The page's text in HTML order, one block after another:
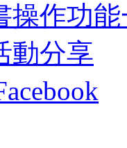
操作功
動分享